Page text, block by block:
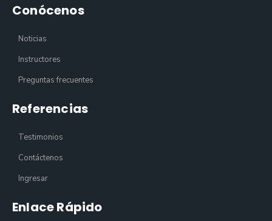
Conócenos
Noticias
Instructores
Preguntas frecuentes
Referencias
Testimonios
Contáctenos
Ingresar
Enlace Rápido